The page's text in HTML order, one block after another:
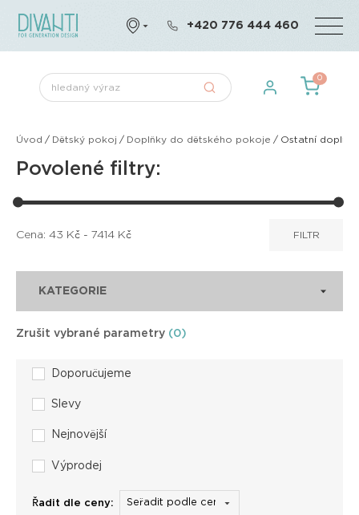
+420 776 444 460
0
Úvod / Dětský pokoj / Doplňky do dětského pokoje / Ostatní doplňky
Povolené filtry:
Cena: 43 Kč - 7414 Kč FILTR
KATEGORIE
Zrušit vybrané parametry (0)
Doporučujeme
Slevy
Nejnovější
Výprodej
Řadit dle ceny: